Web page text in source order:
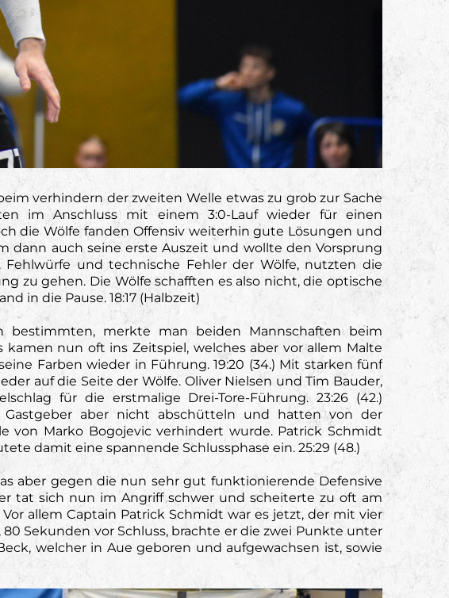
verhindern der zweiten Welle etwas zu grob zur Sache
im Anschluss mit einem 3:0-Lauf wieder für einen
die Wölfe fanden Offensiv weiterhin gute Lösungen und
dann auch seine erste Auszeit und wollte den Vorsprung
Fehlwürfe und technische Fehler der Wölfe, nutzten die
zu gehen. Die Wölfe schafften es also nicht, die optische
in die Pause. 18:17 (Halbzeit)
bestimmten, merkte man beiden Mannschaften beim
kamen nun oft ins Zeitspiel, welches aber vor allem Malte
Farben wieder in Führung. 19:20 (34.) Mit starken fünf
auf die Seite der Wölfe. Oliver Nielsen und Tim Bauder,
für die erstmalige Drei-Tore-Führung. 23:26 (42.)
Gastgeber aber nicht abschütteln und hatten von der
von Marko Bogojevic verhindert wurde. Patrick Schmidt
damit eine spannende Schlussphase ein. 25:29 (48.)
aber gegen die nun sehr gut funktionierende Defensive
tat sich nun im Angriff schwer und scheiterte zu oft am
allem Captain Patrick Schmidt war es jetzt, der mit vier
Sekunden vor Schluss, brachte er die zwei Punkte unter
welcher in Aue geboren und aufgewachsen ist, sowie